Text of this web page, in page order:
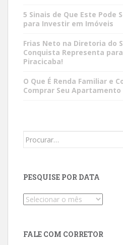
5 Sinais de Que Este Pode
para Investir em Imóveis
Frias Neto na Diretoria do
Conquista Representa
Piracicaba!
O Que É Renda Familiar e
Comprar Seu Apartamento
Search
PESQUISE POR DATA
Pesquise
FALE COM CORRETOR